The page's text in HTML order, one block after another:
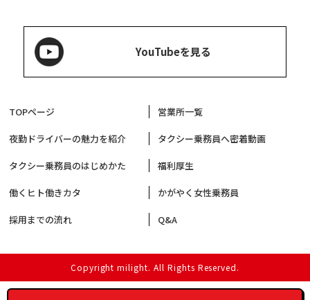
YouTubeを見る
TOPページ 営業所一覧
夜勤ドライバーの魅力を紹介 タクシー乗務員へ密着動画
タクシー乗務員のはじめかた 福利厚生
働くヒト働きカタ かがやく女性乗務員
採用までの流れ Q&A
Copyright milight. All Rights Reserved.